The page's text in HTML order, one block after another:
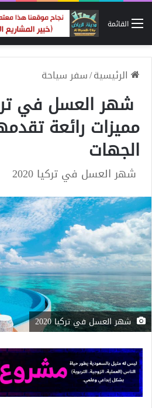
القائمة
الرئيسية/سفر سياحة
مميزات رائعة
الجهات
شهر العسل في تركيا 2020
شهر العسل في تركيا 2020